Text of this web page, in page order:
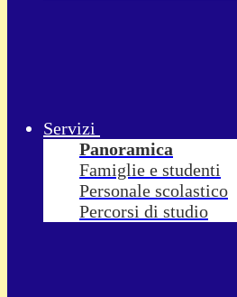
Servizi
Panoramica
Famiglie e studenti
Personale scolastico
Percorsi di studio